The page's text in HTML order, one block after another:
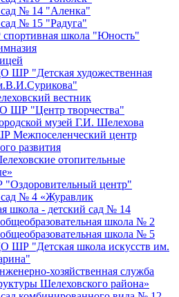
№ 14 "Аленка"
№ 15 "Радуга"
школа "Юность"
"Детская художественная
вестник
"Центр творчества"
музей Г.И. Шелехова
центр
развития
отопительные
центр"
№ 4 «Журавлик
школа - детский сад № 14
школа № 2
школа № 5
"Детская школа искусств им.
хозяйственная служба
Шелеховского района»